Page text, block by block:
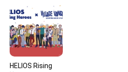
HELIOS Rising